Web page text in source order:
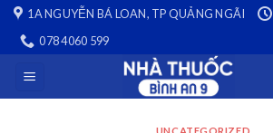
Skip
content
1A NGUYỄN BÁ LOAN, TP QUẢNG NGÃI
078 4060 599